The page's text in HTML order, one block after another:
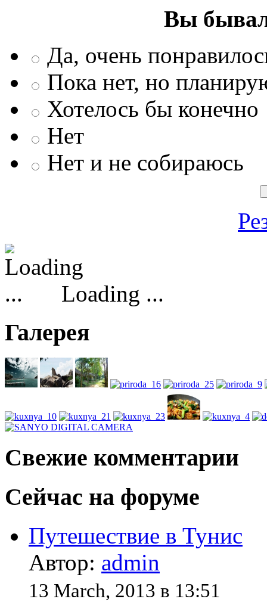
Вы
Да, очень
Пока нет, но
Хотелось бы конечно
Нет
Нет и не собираюсь
Loading ...
Галерея
Свежие комментарии
Сейчас на форуме
Путешествие в Тунис
Автор: admin
13 March, 2013 в 13:51